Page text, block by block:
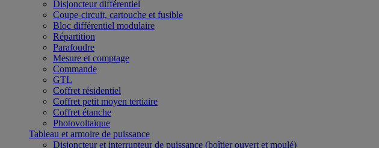
Disjoncteur différentiel
Coupe-circuit, cartouche et fusible
Bloc différentiel modulaire
Répartition
Parafoudre
Mesure et comptage
Commande
GTL
Coffret résidentiel
Coffret petit moyen tertiaire
Coffret étanche
Photovoltaïque
Tableau et armoire de puissance
Disjoncteur et interrupteur de puissance (boîtier ouvert et moulé)